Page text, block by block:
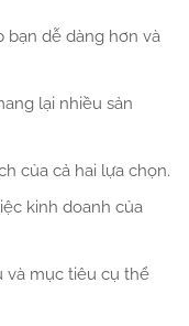
bạn dễ dàng hơn và
lại nhiều sản
của cả hai lựa chọn.
kinh doanh của
và mục tiêu cụ thể